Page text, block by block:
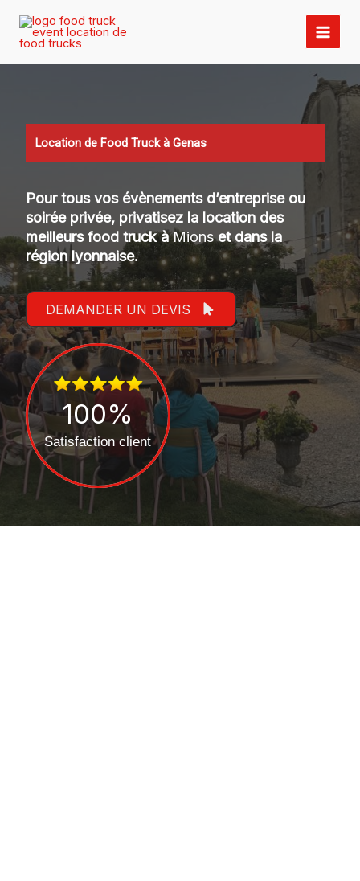
contenu
Location de Food Truck à Genas
Pour tous vos évènements d’entreprise ou
soirée privée, privatisez la location des
meilleurs food truck àMionset dans la
région lyonnaise.
DEMANDER UN DEVIS
100%
Satisfaction client